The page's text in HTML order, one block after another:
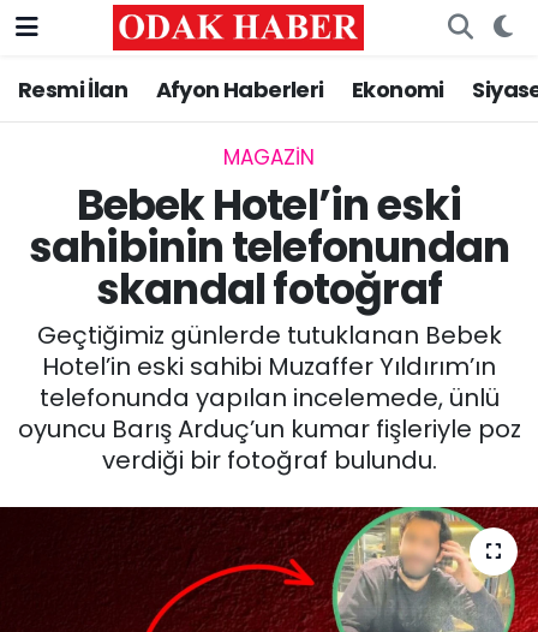
Resmi İlan Afyon Haberleri Ekonomi
MAGAZİN
Bebek Hotel’in eski
sahibinin telefonundan
skandal fotoğraf
Geçtiğimiz günlerde tutuklanan Bebek
Hotel’in eski sahibi Muzaffer Yıldırım’ın
telefonunda yapılan incelemede, ünlü
oyuncu Barış Arduç’un kumar fişleriyle poz
verdiği bir fotoğraf bulundu.
AFYONKARAHİSAR HABERLERİ
ASAYİŞ
GÜNCEL
SİYASET
EĞİTİM
MAGAZİN
Nöbetçi Eczaneler
Trafik Durumu
Süper Lig Puan Durumu ve Fikstür
Tüm Manşetler
Son Dakika Haberleri
Haber Arşivi